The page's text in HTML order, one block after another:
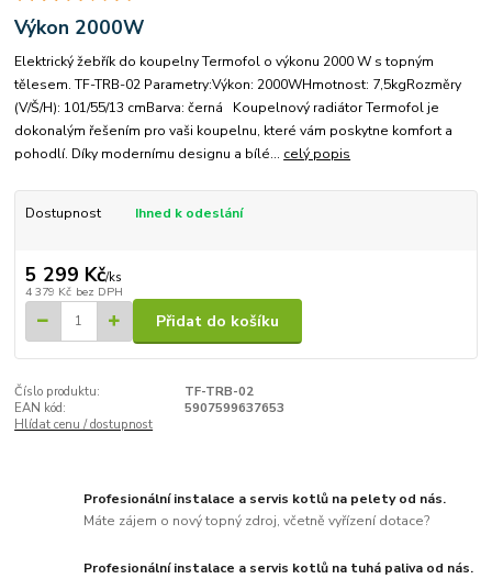
Výkon 2000W
Elektrický žebřík do koupelny Termofol o výkonu 2000 W s topným
tělesem. TF-TRB-02 Parametry:Výkon: 2000WHmotnost: 7,5kgRozměry
(V/Š/H): 101/55/13 cmBarva: černá Koupelnový radiátor Termofol je
dokonalým řešením pro vaši koupelnu, které vám poskytne komfort a
pohodlí. Díky modernímu designu a bílé... celý popis
Dostupnost Ihned k odeslání
5 299 Kč/ks
4 379 Kč bez DPH
Přidat do košíku
Číslo produktu:
TF-TRB-02
EAN kód:
5907599637653
Hlídat cenu / dostupnost
Profesionální instalace a servis kotlů na pelety od nás.
Máte zájem o nový topný zdroj, včetně vyřízení dotace?
Profesionální instalace a servis kotlů na tuhá paliva od nás.